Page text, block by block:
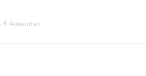
5 Antworten